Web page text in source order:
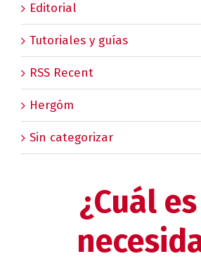
Editorial
Tutoriales y guías
RSS Recent
Hergóm
Sin categorizar
¿Cuál